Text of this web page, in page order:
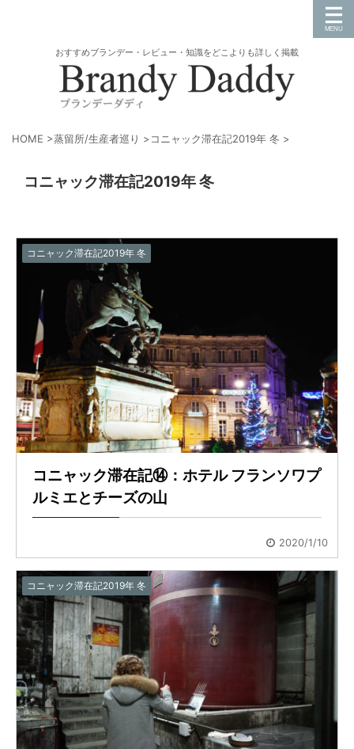
おすすめブランデー・レビュー・知識をどこよりも詳しく掲載
HOME >蒸留所/生産者巡り >コニャック滞在記2019年 冬 >
コニャック滞在記2019年 冬
コニャック滞在記2019年 冬
コニャック滞在記⑭：ホテル フランソワプ
ルミエとチーズの山
2020/1/10
コニャック滞在記2019年 冬